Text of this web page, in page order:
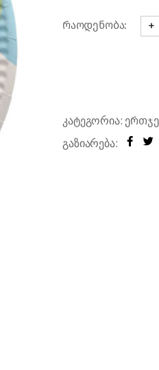
რაოდენობა: +
კატეგორია:
გაზიარება: